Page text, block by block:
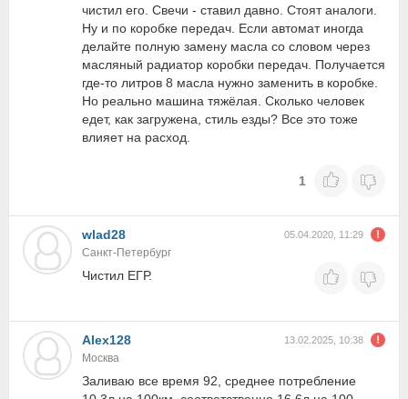
чистил его. Свечи - ставил давно. Стоят аналоги.
Ну и по коробке передач. Если автомат иногда
делайте полную замену масла со словом через
масляный радиатор коробки передач. Получается
где-то литров 8 масла нужно заменить в коробке.
Но реально машина тяжёлая. Сколько человек
едет, как загружена, стиль езды? Все это тоже
влияет на расход.
1
wlad28 05.04.2020, 11:29
Санкт-Петербург
Чистил ЕГР.
Alex128 13.02.2025, 10:38
Москва
Заливаю все время 92, среднее потребление